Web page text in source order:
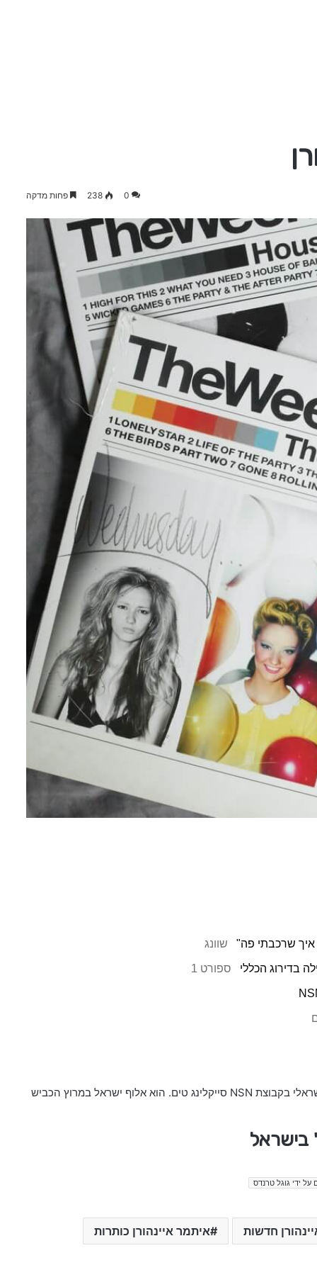
0
238 פחות מדקה
איך שרכבתי פה" שוונג
ספורט 1
(נולד ב-22 בספטמבר 1997) הוא רוכב אופני כביש ישראלי בקבוצת NSN סייקלינג טים. הוא אלוף ישראל במרוץ הכביש
בישראל
על ידי גוגל טרנדס
חדשות איתמר איינהורן כותרות